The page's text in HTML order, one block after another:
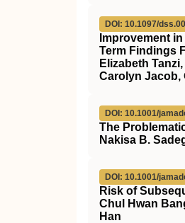
DOI: 10.1097/
Improvement
Term Findings
Elizabeth
Carolyn Jacob,
DOI: 10.1001/
The
Nakisa B.
DOI: 10.1001/
Risk of
Chul Hwan
Han